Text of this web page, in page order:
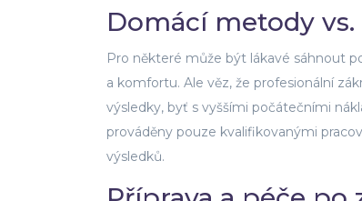
Domácí metody
Pro některé může být lákavé sáhnout
a komfortu. Ale věz, že profesionální
výsledky, byť s vyššími počátečními
prováděny pouze kvalifikovanými
výsledků.